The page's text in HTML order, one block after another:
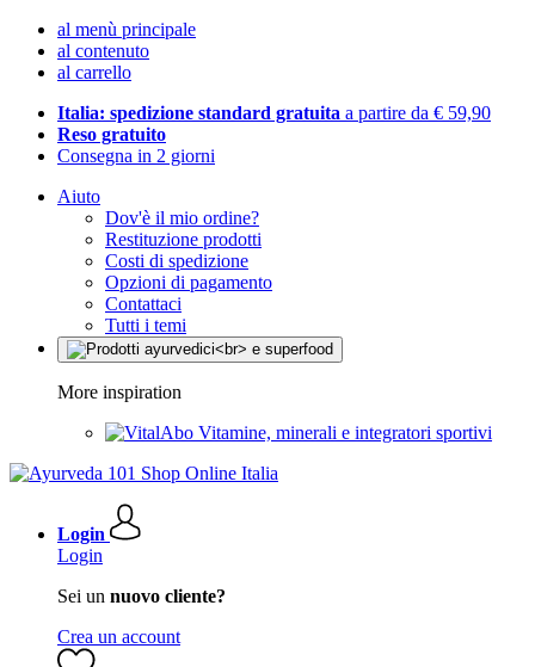
al menù principale
al contenuto
al carrello
Italia: spedizione standard gratuita a partire da € 59,90
Reso gratuito
Consegna in 2 giorni
Aiuto
Dov'è il mio ordine?
Restituzione prodotti
Costi di spedizione
Opzioni di pagamento
Contattaci
Tutti i temi
More inspiration
Vitamine, minerali e integratori sportivi
Login
Login
Sei un nuovo cliente?
Crea un account